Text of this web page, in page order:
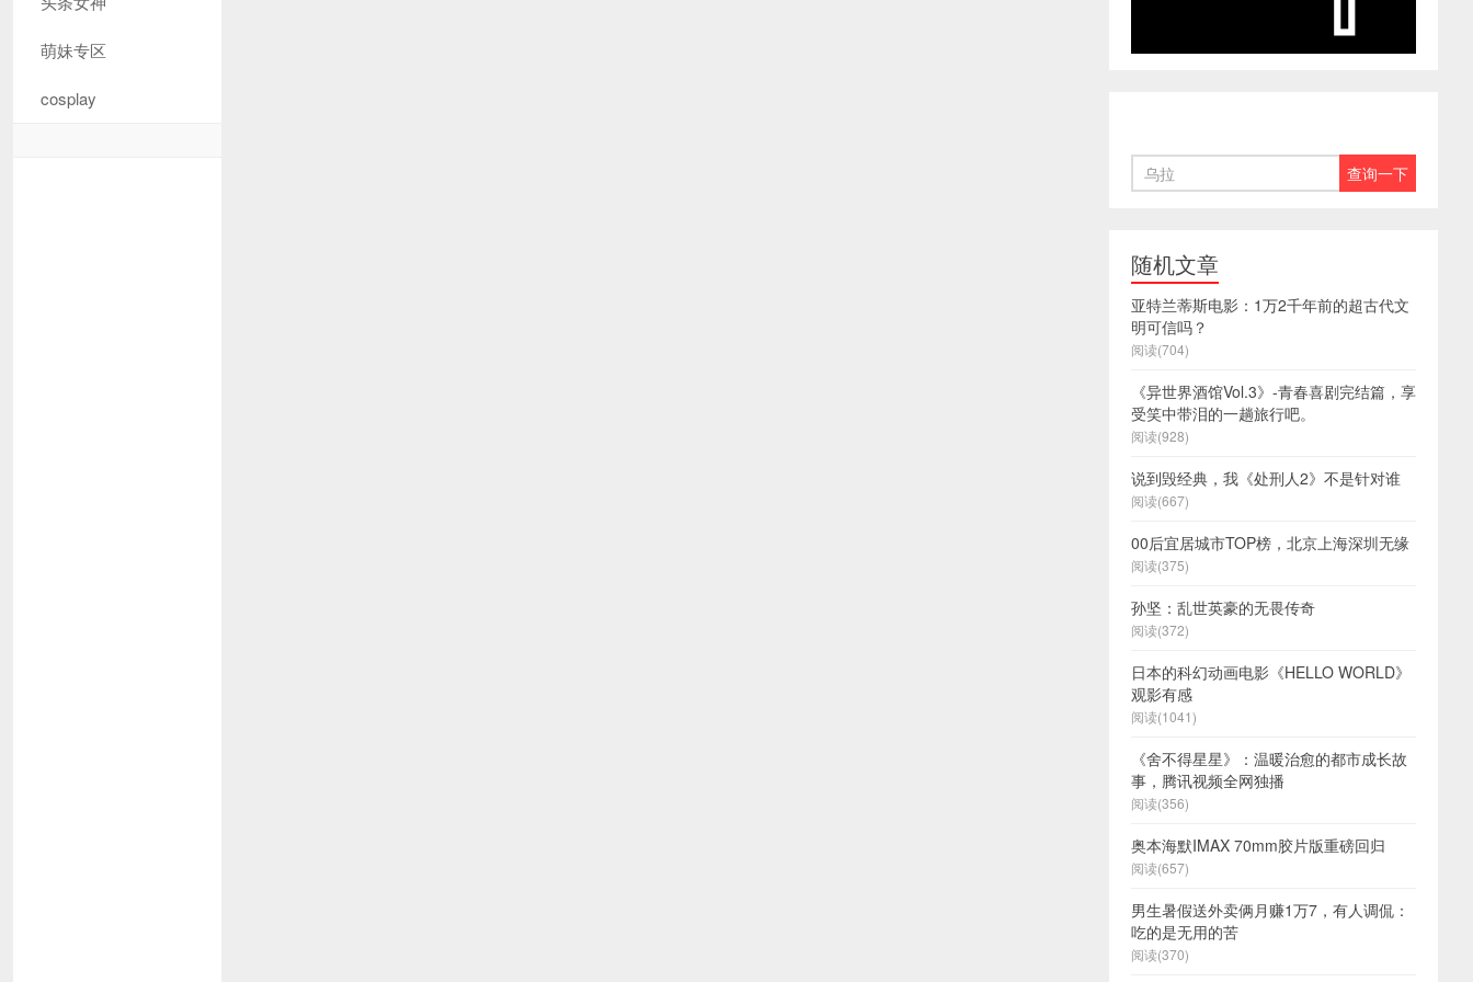
萌妹专区
cosplay
随机文章
亚特兰蒂斯电影：1万2千年前的超古代文
明可信吗？
阅读(704)
《异世界酒馆Vol.3》-青春喜剧完结篇，享
受笑中带泪的一趟旅行吧。
阅读(928)
说到毁经典，我《处刑人2》不是针对谁
阅读(667)
00后宜居城市TOP榜，北京上海深圳无缘
阅读(375)
孙坚：乱世英豪的无畏传奇
阅读(372)
日本的科幻动画电影《HELLO WORLD》
观影有感
阅读(1041)
《舍不得星星》：温暖治愈的都市成长故
事，腾讯视频全网独播
阅读(356)
奥本海默IMAX 70mm胶片版重磅回归
阅读(657)
男生暑假送外卖俩月赚1万7，有人调侃：
吃的是无用的苦
阅读(370)